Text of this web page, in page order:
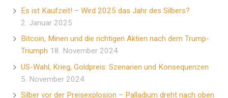
Es ist Kaufzeit! – Wird 2025 das Jahr des Silbers?
2. Januar 2025
Bitcoin, Minen und die richtigen Aktien nach dem Trump-
Triumph 18. November 2024
US-Wahl, Krieg, Goldpreis: Szenarien und Konsequenzen
5. November 2024
Silber vor der Preisexplosion – Palladium dreht nach oben